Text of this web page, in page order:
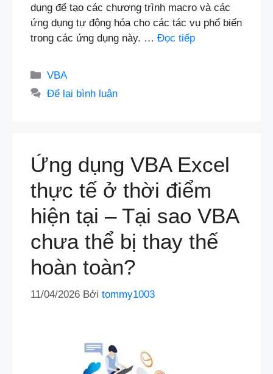
dụng để tạo các chương trình macro và các
ứng dụng tự động hóa cho các tác vụ phổ biến
trong các ứng dụng này. … Đọc tiếp
Danh
mục
VBA
Để lại bình luận
Ứng dụng VBA Excel
thực tế ở thời điểm
hiện tại – Tại sao VBA
chưa thể bị thay thế
hoàn toàn?
11/04/2026 Bởi tommy1003